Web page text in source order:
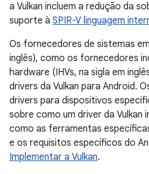
a Vulkan incluem a redução da
suporte à SPIR-V linguagem
Os fornecedores de sistemas
inglês), como os fornecedores
hardware (IHVs, na sigla em
drivers da Vulkan para Android.
drivers para dispositivos
sobre como um driver da Vulkan
como as ferramentas
e os requisitos específicos do
Implementar a Vulkan.